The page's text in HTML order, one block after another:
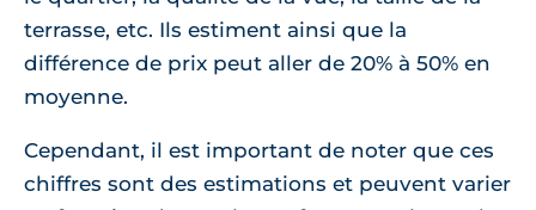
terrasse, etc. Ils estiment ainsi que la
différence de prix peut aller de 20% à 50% en
moyenne.
Cependant, il est important de noter que ces
chiffres sont des estimations et peuvent varier